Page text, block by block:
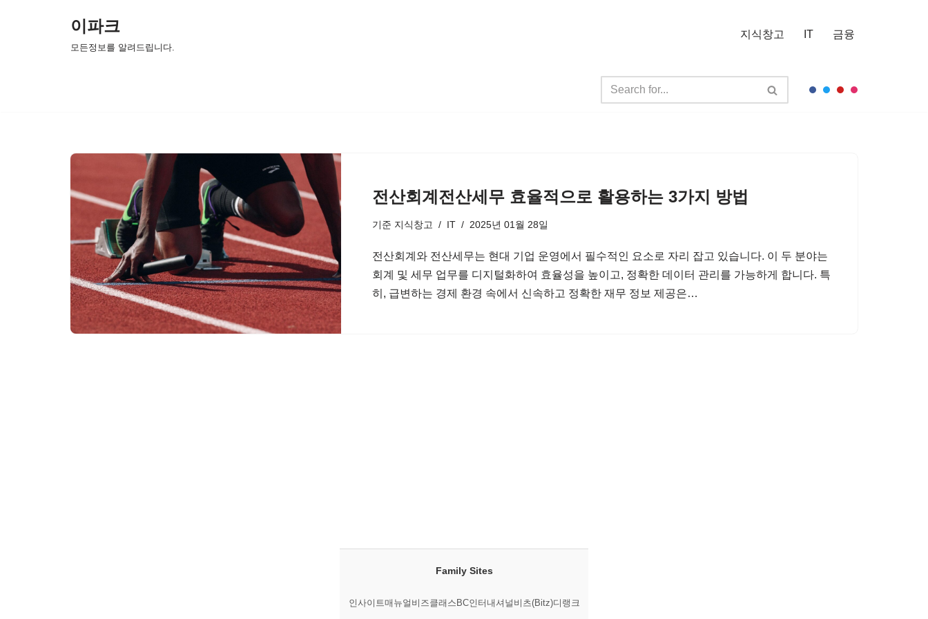
이파크
모든정보를 알려드립니다.
지식창고 IT 금융
전산회계전산세무 효율적으로 활용하는 3가지 방법
기준 지식창고 IT 2025년 01월 28일
전산회계와 전산세무는 현대 기업 운영에서 필수적인 요소로 자리 잡고 있습니다. 이 두 분야는
회계 및 세무 업무를 디지털화하여 효율성을 높이고, 정확한 데이터 관리를 가능하게 합니다. 특
히, 급변하는 경제 환경 속에서 신속하고 정확한 재무 정보 제공은…
Family Sites
인사이트매뉴얼 비즈클래스 BC인터내셔널 비츠(Bitz)디랭크